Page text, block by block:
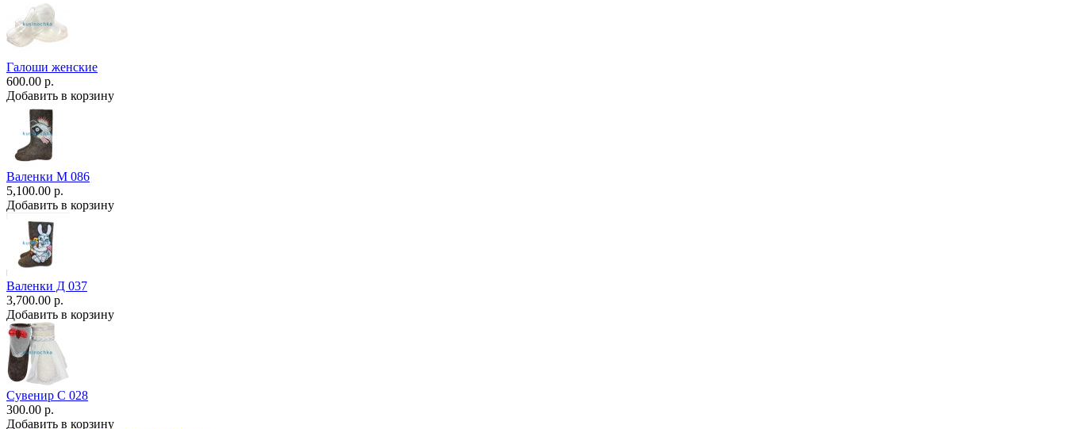
Галоши женские
600.00 р.
Добавить в корзину
Валенки М 086
5,100.00 р.
Добавить в корзину
Валенки Д 037
3,700.00 р.
Добавить в корзину
Сувенир С 028
300.00 р.
Добавить в корзину